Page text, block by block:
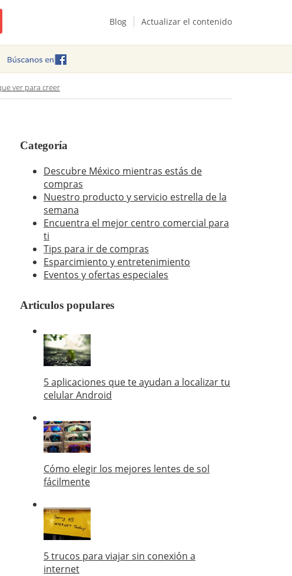
Blog Actualizar el contenido
ver para creer
Categoría
Descubre México mientras estás de
compras
Nuestro producto y servicio estrella de la
semana
Encuentra el mejor centro comercial para
ti
Tips para ir de compras
Esparcimiento y entretenimiento
Eventos y ofertas especiales
Articulos populares
5 aplicaciones que te ayudan a localizar tu
celular Android
Cómo elegir los mejores lentes de sol
fácilmente
5 trucos para viajar sin conexión a
internet